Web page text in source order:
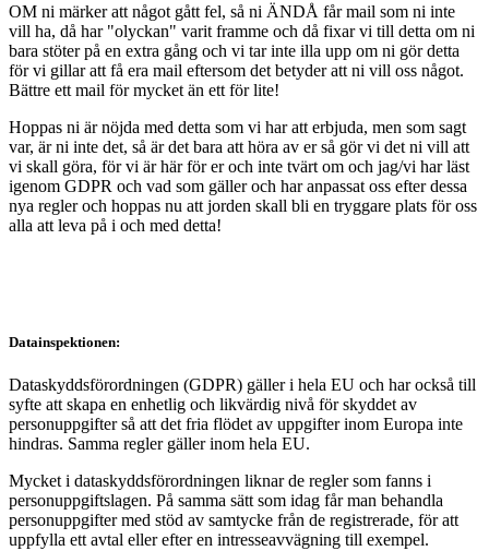
OM ni märker att något gått fel, så ni ÄNDÅ får mail som ni inte
vill ha, då har "olyckan" varit framme och då fixar vi till detta om ni
bara stöter på en extra gång och vi tar inte illa upp om ni gör detta
för vi gillar att få era mail eftersom det betyder att ni vill oss något.
Bättre ett mail för mycket än ett för lite!
Hoppas ni är nöjda med detta som vi har att erbjuda, men som sagt
var, är ni inte det, så är det bara att höra av er så gör vi det ni vill att
vi skall göra, för vi är här för er och inte tvärt om och jag/vi har läst
igenom GDPR och vad som gäller och har anpassat oss efter dessa
nya regler och hoppas nu att jorden skall bli en tryggare plats för oss
alla att leva på i och med detta!
Datainspektionen:
Dataskyddsförordningen (GDPR) gäller i hela EU och har också till
syfte att skapa en enhetlig och likvärdig nivå för skyddet av
personuppgifter så att det fria flödet av uppgifter inom Europa inte
hindras. Samma regler gäller inom hela EU.
Mycket i dataskyddsförordningen liknar de regler som fanns i
personuppgiftslagen. På samma sätt som idag får man behandla
personuppgifter med stöd av samtycke från de registrerade, för att
uppfylla ett avtal eller efter en intresseavvägning till exempel.